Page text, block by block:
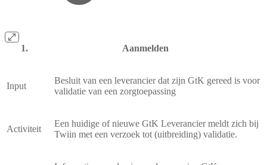
Aanmelden
Input
Besluit van een leverancier dat zijn GtK gereed is voor
validatie van een zorgtoepassing
Activiteit
Een huidige of nieuwe GtK Leverancier meldt zich bij
Twiin met een verzoek tot (uitbreiding) validatie.